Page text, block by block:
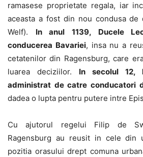
ramasese proprietate regala, iar
aceasta a fost din nou condusa de
Welf). In anul 1139, Ducele
conducerea Bavariei, insa nu a
cetatenilor din Ragensburg, care
luarea deciziilor. In secolul 12,
administrat de catre conducatori
dadea o lupta pentru putere intre
Cu ajutorul regelui Filip de
Ragensburg au reusit in cele din
pozitia orasului drept comuna